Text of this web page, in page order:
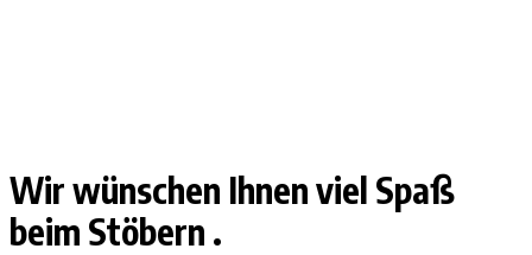
Wir wünschen Ihnen viel Spaß
beim Stöbern .